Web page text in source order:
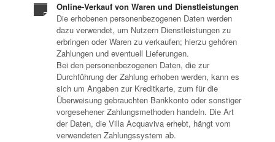
Online-Verkauf von Waren und Dienstleistungen
Die erhobenen personenbezogenen Daten werden
dazu verwendet, um Nutzern Dienstleistungen zu
erbringen oder Waren zu verkaufen; hierzu gehören
Zahlungen und eventuell Lieferungen.
Bei den personenbezogenen Daten, die zur
Durchführung der Zahlung erhoben werden, kann es
sich um Angaben zur Kreditkarte, zum für die
Überweisung gebrauchten Bankkonto oder sonstiger
vorgesehener Zahlungsmethoden handeln. Die Art
der Daten, die Villa Acquaviva erhebt, hängt vom
verwendeten Zahlungssystem ab.